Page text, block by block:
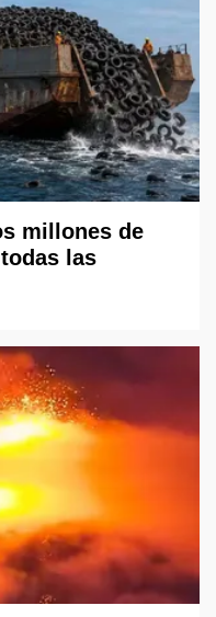
millones de
las